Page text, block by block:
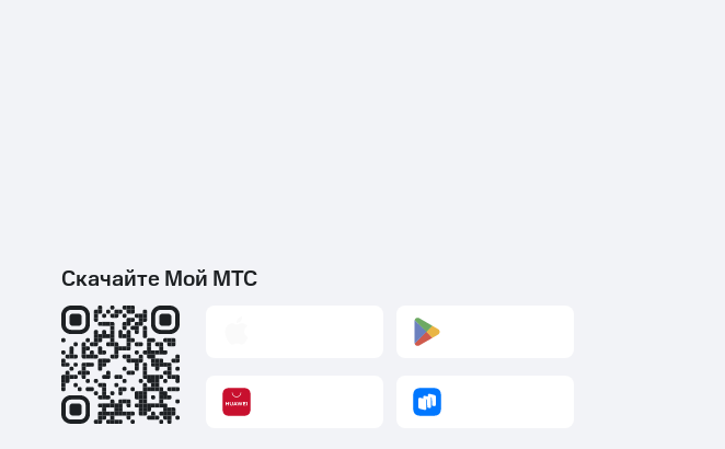
Скачайте Мой МТС